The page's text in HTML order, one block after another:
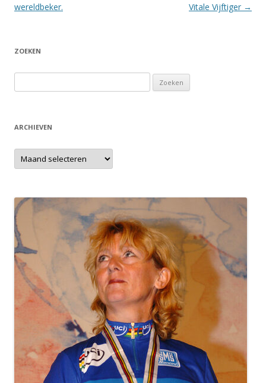
wereldbeker.
Vitale Vijftiger →
ZOEKEN
naar:
ARCHIEVEN
Archieven